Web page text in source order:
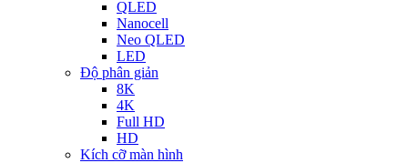
QLED
Nanocell
Neo QLED
LED
Độ phân giản
8K
4K
Full HD
HD
Kích cỡ màn hình